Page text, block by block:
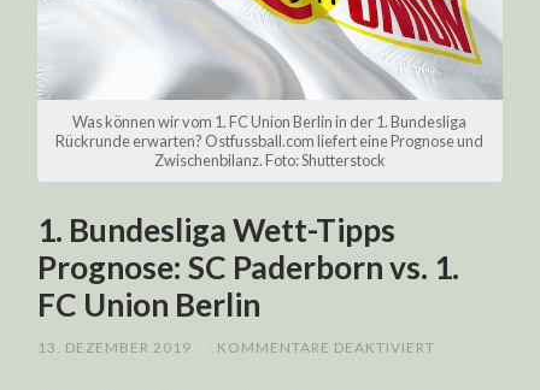
Was können wir vom 1. FC Union Berlin in der 1. Bundesliga
Rückrunde erwarten? Ostfussball.com liefert eine Prognose und
Zwischenbilanz. Foto: Shutterstock
1. Bundesliga Wett-Tipps
Prognose: SC Paderborn vs. 1.
FC Union Berlin
13. DEZEMBER 2019 KOMMENTARE DEAKTIVIERT